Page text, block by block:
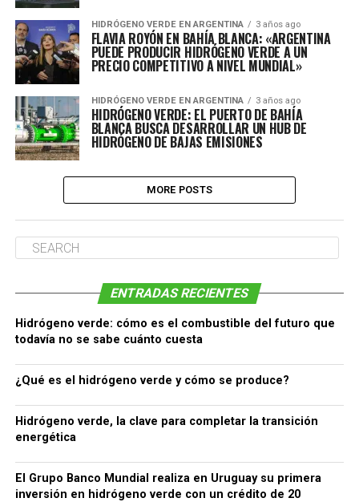
HIDRÓGENO VERDE EN ARGENTINA 3 años ago
FLAVIA ROYÓN EN BAHÍA BLANCA: «ARGENTINA
PUEDE PRODUCIR HIDRÓGENO VERDE A UN
PRECIO COMPETITIVO A NIVEL MUNDIAL»
HIDRÓGENO VERDE EN ARGENTINA 3 años ago
HIDRÓGENO VERDE: EL PUERTO DE BAHÍA
BLANCA BUSCA DESARROLLAR UN HUB DE
HIDRÓGENO DE BAJAS EMISIONES
MORE POSTS
ENTRADAS RECIENTES
Hidrógeno verde: cómo es el combustible del futuro que
todavía no se sabe cuánto cuesta
¿Qué es el hidrógeno verde y cómo se produce?
Hidrógeno verde, la clave para completar la transición
energética
El Grupo Banco Mundial realiza en Uruguay su primera
inversión en hidrógeno verde con un crédito de 20